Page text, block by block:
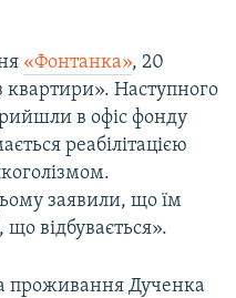
«Фонтанка», 20
квартири». Наступного
в офіс фонду
реабілітацією
заявили, що їм
відбувається».
проживання Дученка